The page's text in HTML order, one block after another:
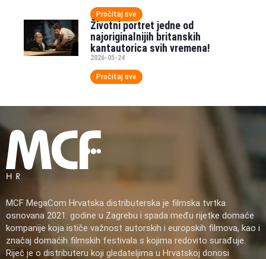
Pročitaj sve
Životni portret jedne od
najoriginalnijih britanskih
kantautorica svih vremena!
2026-05-24
Pročitaj sve
MCF MegaCom Hrvatska distributerska je filmska tvrtka
osnovana 2021. godine u Zagrebu i spada među rijetke domaće
kompanije koja ističe važnost autorskih i europskih filmova, kao i
značaj domaćih filmskih festivala s kojima redovito surađuje.
Riječ je o distributeru koji gledateljima u Hrvatskoj donosi